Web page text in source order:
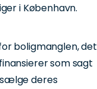
i København.
boligmanglen, det
som sagt
deres